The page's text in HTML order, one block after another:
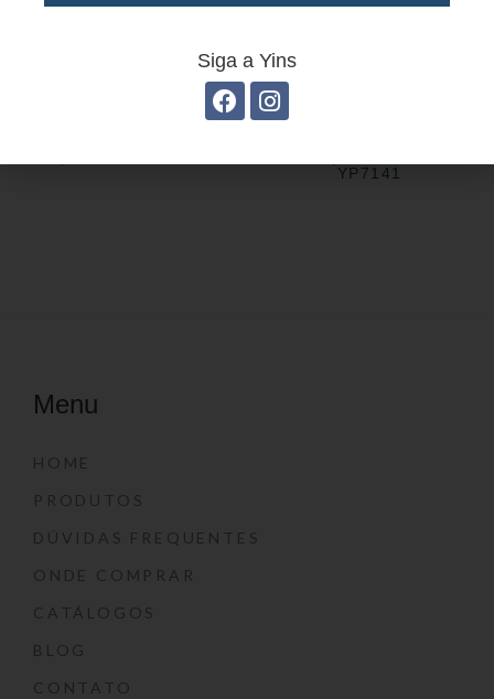
YP7141
Menu
HOME
PRODUTOS
DÚVIDAS FREQUENTES
ONDE COMPRAR
CATÁLOGOS
BLOG
CONTATO
Siga a Yins